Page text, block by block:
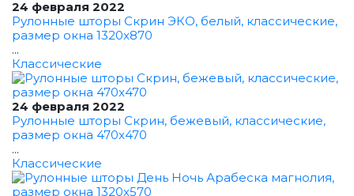
24 февраля 2022
Рулонные шторы Скрин ЭКО, белый, классические,
размер окна 1320x870
...
Классические
24 февраля 2022
Рулонные шторы Скрин, бежевый, классические,
размер окна 470x470
...
Классические